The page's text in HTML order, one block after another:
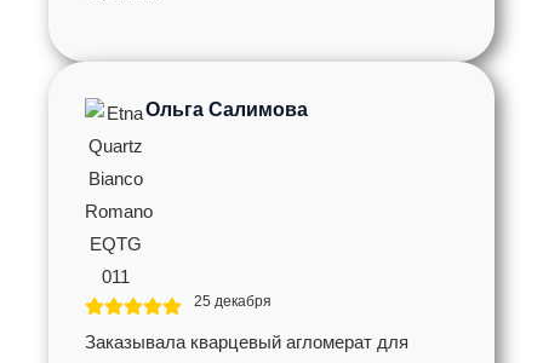
Ольга Салимова
25 декабря
Заказывала кварцевый агломерат для